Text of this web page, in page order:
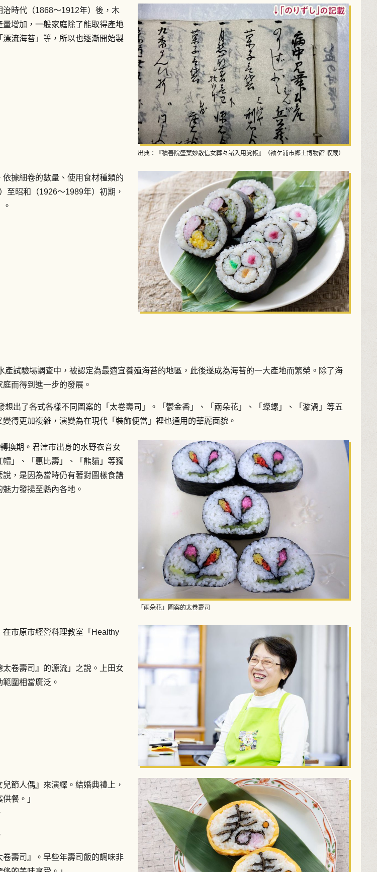
出典：『積善院盛葉妙散信女葬々諸入用覚帳』（袖ケ浦市郷土博物館 収蔵）
時代（1868～1912年）後，木
增加，一般家庭除了能取得產地
流海苔」等，所以也逐漸開始製
據細卷的數量、使用食材種類的
至昭和（1926～1989年）初期，
試驗場調查中，被認定為最適宜養殖海苔的地區，此後遂成為海苔的一大產地而繁榮。除了海
而得到進一步的發展。
出了各式各樣不同圖案的「太卷壽司」。「鬱金香」、「兩朵花」、「蠑螺」、「漩渦」等五
得更加複雜，演變為在現代「裝飾便當」裡也通用的華麗面貌。
「兩朵花」圖案的太卷壽司
換期。君津市出身的水野衣音女
」、「惠比壽」、「熊貓」等獨
，是因為當時仍有著對圖樣食譜
力發揚至縣內各地。
市原市經營料理教室「Healthy
太卷壽司』的源流」之說。上田女
圍相當廣泛。
節人偶』來演繹。結婚典禮上，
餐。」
卷壽司』。早些年壽司飯的調味非